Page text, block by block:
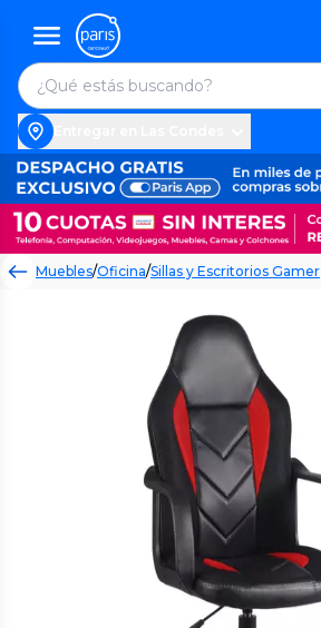
Muebles/Oficina/Sillas y Escritorios Gamer